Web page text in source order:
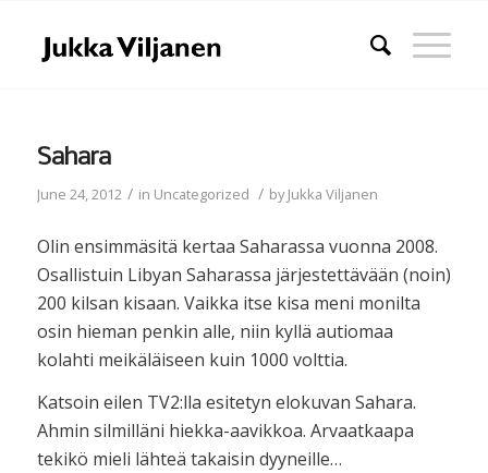
Sahara
June 24, 2012 / in Uncategorized / byJukka Viljanen
Olin ensimmäsitä kertaa Saharassa vuonna 2008.
Osallistuin Libyan Saharassa järjestettävään (noin)
200 kilsan kisaan. Vaikka itse kisa meni monilta
osin hieman penkin alle, niin kyllä autiomaa
kolahti meikäläiseen kuin 1000 volttia.
Katsoin eilen TV2:lla esitetyn elokuvan Sahara.
Ahmin silmilläni hiekka-aavikkoa. Arvaatkaapa
tekikö mieli lähteä takaisin dyyneille…